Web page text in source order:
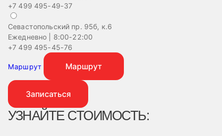
+7 499 495-49-37
Севастопольский пр. 95б, к.6
Ежедневно | 8:00-22:00
+7 499 495-45-76
Маршрут Маршрут
Записаться
УЗНАЙТЕ СТОИМОСТЬ: